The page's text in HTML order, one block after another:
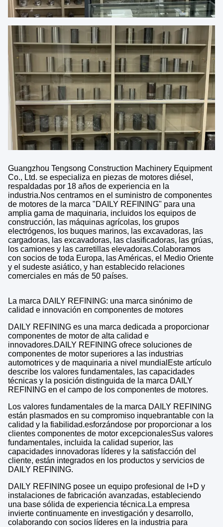
Guangzhou Tengsong Construction Machinery Equipment
Co., Ltd. se especializa en piezas de motores diésel,
respaldadas por 18 años de experiencia en la
industria.Nos centramos en el suministro de componentes
de motores de la marca "DAILY REFINING" para una
amplia gama de maquinaria, incluidos los equipos de
construcción, las máquinas agrícolas, los grupos
electrógenos, los buques marinos, las excavadoras, las
cargadoras, las excavadoras, las clasificadoras, las grúas,
los camiones y las carretillas elevadoras.Colaboramos
con socios de toda Europa, las Américas, el Medio Oriente
y el sudeste asiático, y han establecido relaciones
comerciales en más de 50 países.
La marca DAILY REFINING: una marca sinónimo de
calidad e innovación en componentes de motores
DAILY REFINING es una marca dedicada a proporcionar
componentes de motor de alta calidad e
innovadores.DAILY REFINING ofrece soluciones de
componentes de motor superiores a las industrias
automotrices y de maquinaria a nivel mundialEste artículo
describe los valores fundamentales, las capacidades
técnicas y la posición distinguida de la marca DAILY
REFINING en el campo de los componentes de motores.
Los valores fundamentales de la marca DAILY REFINING
están plasmados en su compromiso inquebrantable con la
calidad y la fiabilidad.esforzándose por proporcionar a los
clientes componentes de motor excepcionalesSus valores
fundamentales, incluida la calidad superior, las
capacidades innovadoras líderes y la satisfacción del
cliente, están integrados en los productos y servicios de
DAILY REFINING.
DAILY REFINING posee un equipo profesional de I+D y
instalaciones de fabricación avanzadas, estableciendo
una base sólida de experiencia técnica.La empresa
invierte continuamente en investigación y desarrollo,
colaborando con socios líderes en la industria para